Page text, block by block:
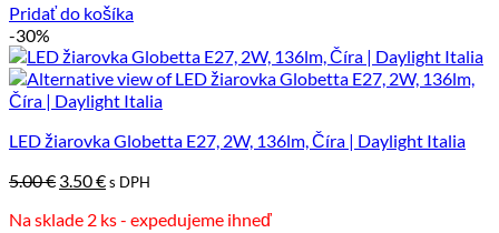
Pridať do košíka
-30%
LED žiarovka Globetta E27, 2W, 136lm, Číra | Daylight Italia
5.00€ Pôvodná
bola:
3.50€Aktuálna
je:
s DPH
Na sklade 2 ks - expedujeme ihneď